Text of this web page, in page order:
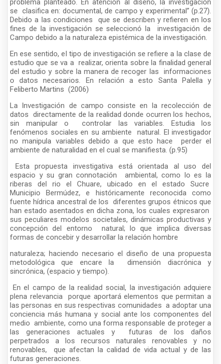
problema planteado. En atención al diseño, la investigación
se clasifica en: documental, de campo y experimental” (p.27).
Debido a las condiciones que se describen y refieren en los
fines de la investigación se seleccionó la investigación de
Campo debido a la naturaleza epistémica de la investigación.
En ese sentido, el tipo de investigación se refiere a la clase de
estudio que se va a realizar, orienta sobre la finalidad general
del estudio y sobre la manera de recoger las informaciones
o datos necesarios. En relación a esto Santa Palella y
Feliberto Martins (2006)
La Investigación de campo consiste en la recolección de
datos directamente de la realidad donde ocurren los hechos,
sin manipular o controlar las variables. Estudia los
fenómenos sociales en su ambiente natural. El investigador
no manipula variables debido a que esto hace perder el
ambiente de naturalidad en el cual se manifiesta. (p.95)
Esta propuesta investigativa está orientada al uso del
espacio y su gran connotación ambiental, como lo es la
riberas del rio el Chuare, ubicado en el estado Sucre
Municipio Bermúdez, e históricamente reconocida como
fuente hídrica ancestral de los diferentes grupos étnicos que
han estado asentados en dicha zona, los cuales expresaron
sus peculiares modelos societales, dinámicas productivas y
concepción del entorno natural; lo que implica diversas
formas de concebir y desarrollar la relación hombre
naturaleza; haciendo necesario el diseño de una propuesta
metodológica que encare la dimensión diacrónica y
sincrónica, (espacio y tiempo).
En el campo de la realidad social, la investigación adquiere
plena relevancia porque aportará elementos que permitan a
las personas en sus respectivas comunidades a adoptar una
conciencia más humana y social ante los componentes del
medio ambiente, como una forma responsable de proteger a
las generaciones actuales y futuras de los daños
perpetrados a los recursos naturales renovables y no
renovables, que afectan la calidad de vida actual y de las
futuras generaciones.